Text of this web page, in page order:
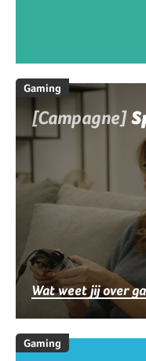
Gaming
[Campagne]
Wat weet jij over
Gaming